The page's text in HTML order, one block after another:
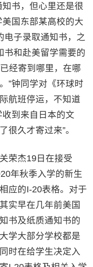
书，但心里还是很
国东部某高校的大
电子录取通知书，之
书和赴美留学需要的
经寄到哪里，在哪
”钟同学对《环球时
航班停运，不知道
到来自日本的文
很久才寄过来”。
荣杰19日在接受
年秋季入学的新生
应的I-20表格。对于
实早在几年前美国
书及纸质通知书的
学大部分学校都是
时在给学生决定入